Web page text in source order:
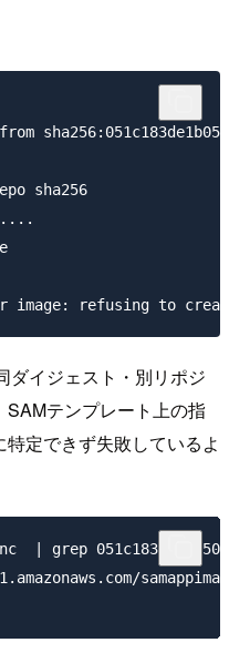
sha256
ダイジェスト・別リポジ
SAMテンプレート上の指
定できず失敗しているよ
grep